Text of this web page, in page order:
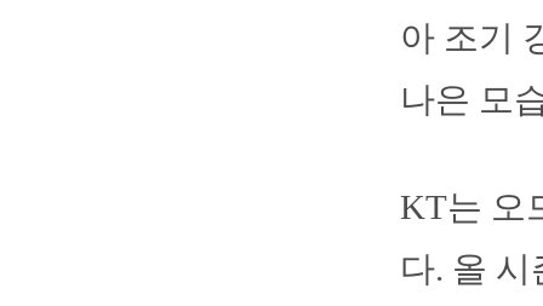
아 조기
나은 모
KT는 오
다. 올